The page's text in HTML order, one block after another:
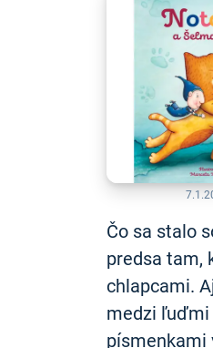
Čo sa stalo
predsa tam,
chlapcami.
medzi ľuďmi
písmenkami